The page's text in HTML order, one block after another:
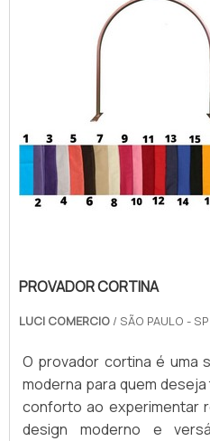
para você e aproveite
acessíveis.
PROVADOR CORTINA
LUCI COMERCIO / SÃO PAULO - SP
O provador cortina é uma
moderna para quem
conforto ao experimentar
design moderno e